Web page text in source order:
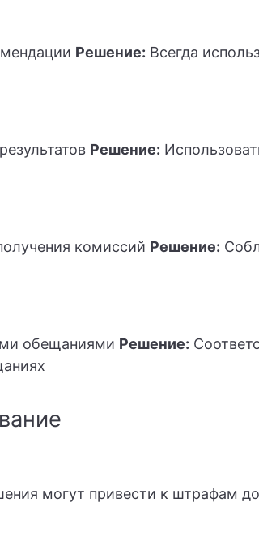
Решение: Всегда
Решение:
комиссий Решение:
обещаниями Решение:
могут привести к штрафам